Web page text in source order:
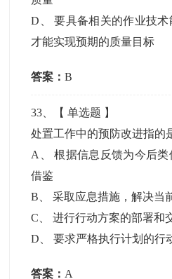
D 、要具备相关的作业技
才能实现预期的质量目标
答案：B
33 、【单选题 】
处置工作中的预防改进指
A
、根据信息反馈为今后
借鉴
B 、采取应息措施，解决当
C 、进行行动方案的部署和
D 、要求严格执行计划的行
答案： A